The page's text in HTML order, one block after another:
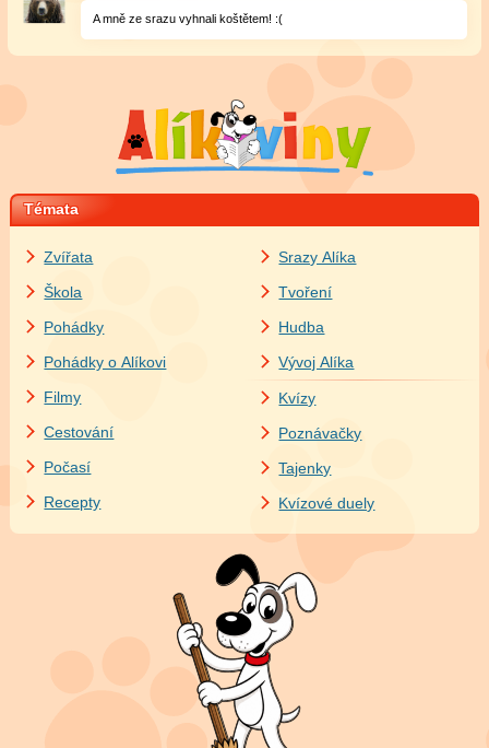
A mně ze srazu vyhnali koštětem! :(
Témata
Zvířata
Škola
Pohádky
Pohádky o Alíkovi
Filmy
Cestování
Počasí
Recepty
Srazy Alíka
Tvoření
Hudba
Vývoj Alíka
Kvízy
Poznávačky
Tajenky
Kvízové duely